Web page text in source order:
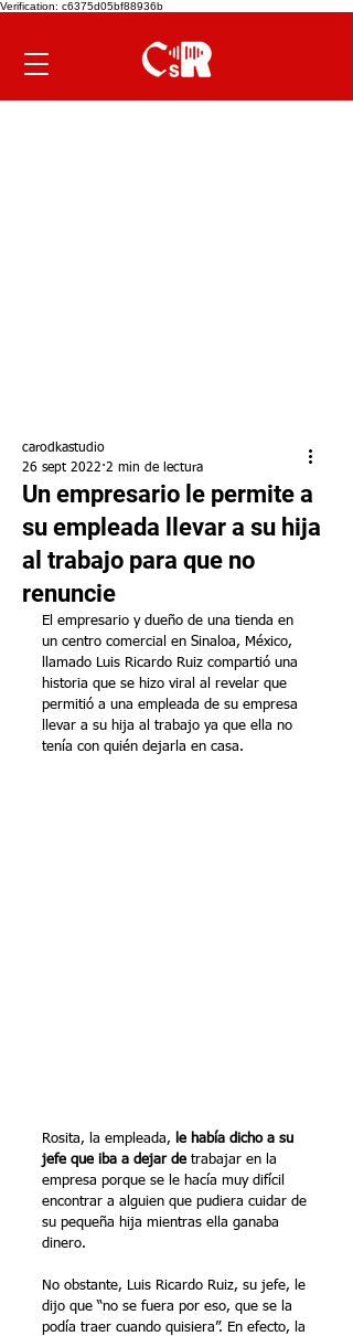
Verification: c6375d05bf88936b
Un empresario le permite a
su empleada llevar a su hija
al trabajo para que no
renuncie
carodkastudio
26 sept 2022 2 min de lectura
El empresario y dueño de una tienda en
un centro comercial en Sinaloa, México,
llamado Luis Ricardo Ruiz compartió una
historia que se hizo viral al revelar que
permitió a una empleada de su empresa
llevar a su hija al trabajo ya que ella no
tenía con quién dejarla en casa.
Rosita, la empleada,
le había dicho a su
jefe que iba a dejar de trabajar en la
empresa porque se le hacía muy difícil
encontrar a alguien que pudiera cuidar de
su pequeña hija mientras ella ganaba
dinero.
No obstante, Luis Ricardo Ruiz, su jefe, le
dijo que “no se fuera por eso, que se la
podía traer cuando quisiera”. En efecto, la